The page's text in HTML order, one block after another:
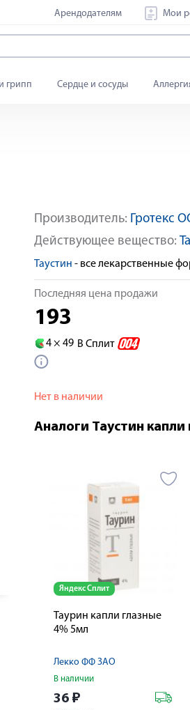
Арендодателям Мои
грипп Сердце и сосуды
Производитель: Гротекс
Действующее вещество:
Таустин - все лекарственные
Последняя цена продажи
193
4 × 49 В Сплит
Нет в наличии
Аналоги Таустин
Яндекс Сплит
Таурин капли глазные
4% 5мл
Лекко ФФ ЗАО
В наличии
36 ₽